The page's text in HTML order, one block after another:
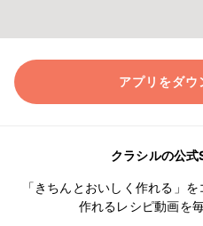
アプリをダウ
クラシルの公式
「きちんとおいしく作れる」
作れるレシピ動画を